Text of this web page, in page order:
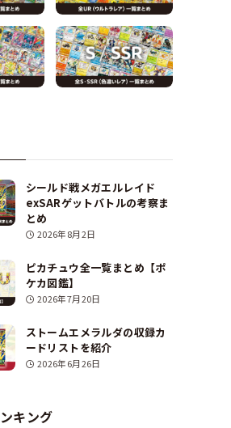
シールド戦メガエルレイド
exSARゲットバトルの考察ま
とめ
2026年8月2日
ピカチュウ全一覧まとめ【ポ
ケカ図鑑】
2026年7月20日
ストームエメラルダの収録カ
ードリストを紹介
2026年6月26日
キング